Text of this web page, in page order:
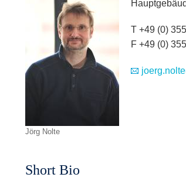
Jörg Nolte
T +49 (0)
F +49 (0)
Short Bio